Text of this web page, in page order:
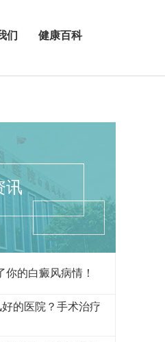
们 健康百科
讯
的白癜风病情！
的医院？手术治疗